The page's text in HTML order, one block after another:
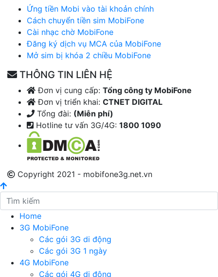
Ứng tiền Mobi vào tài khoản chính
Cách chuyển tiền sim MobiFone
Cài nhạc chờ MobiFone
Đăng ký dịch vụ MCA của MobiFone
Mở sim bị khóa 2 chiều MobiFone
THÔNG TIN LIÊN HỆ
Đơn vị cung cấp: Tổng công ty MobiFone
Đơn vị triển khai: CTNET DIGITAL
Tổng đài: (Miễn phí)
Hotline tư vấn 3G/4G: 1800 1090
Copyright 2021 - mobifone3g.net.vn
Home
3G MobiFone
Các gói 3G di động
Các gói 3G 1 ngày
4G MobiFone
Các gói 4G di động